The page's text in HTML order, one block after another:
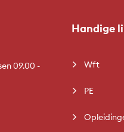
09.00 -
Handige
Wft
PE